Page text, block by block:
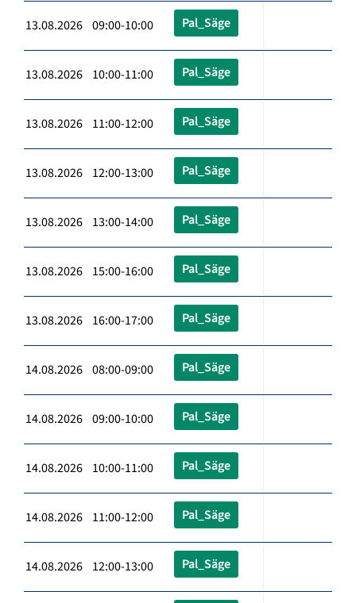
13.08.2026 09:00-10:00 Pal_Säge
13.08.2026 10:00-11:00 Pal_Säge
13.08.2026 11:00-12:00 Pal_Säge
13.08.2026 12:00-13:00 Pal_Säge
13.08.2026 13:00-14:00 Pal_Säge
13.08.2026 15:00-16:00 Pal_Säge
13.08.2026 16:00-17:00 Pal_Säge
14.08.2026 08:00-09:00 Pal_Säge
14.08.2026 09:00-10:00 Pal_Säge
14.08.2026 10:00-11:00 Pal_Säge
14.08.2026 11:00-12:00 Pal_Säge
14.08.2026 12:00-13:00 Pal_Säge